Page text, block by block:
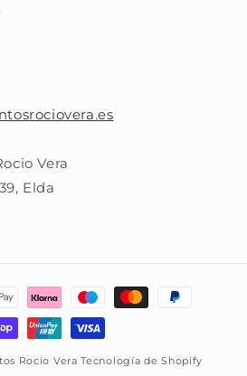
Vera
Elda
Rocio Vera Tecnología de Shopify